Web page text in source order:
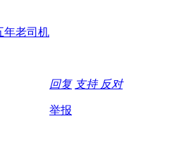
回复 支持 反对
举报